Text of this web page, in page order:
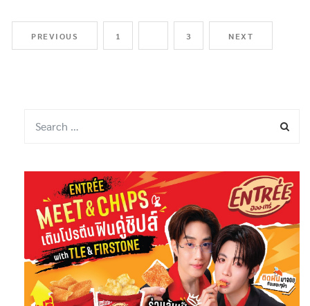
PREVIOUS 1 3 NEXT